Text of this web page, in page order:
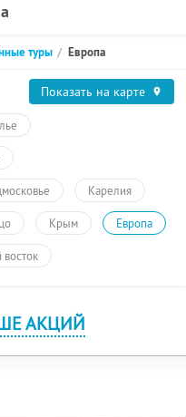
туры Европа
Показать на карте
Карелия
Крым Европа
АКЦИЙ